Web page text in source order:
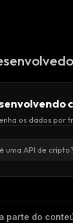
os dados por
uma API de cripto?
parte do